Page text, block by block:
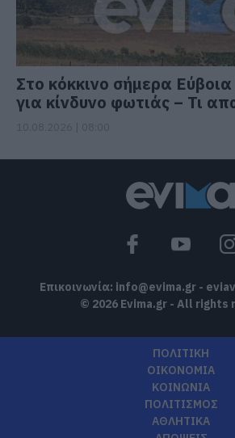
Στο κόκκινο σήμερα
για κίνδυνο φωτιάς – Τι
Επικοινωνία: info@evima.gr -
© 2026 Evima.gr - All rights
ΠΟΛΙΤΙΚΗ
ΟΙΚΟΝΟΜΙΑ
ΚΟΙΝΩΝΙΑ
ΠΟΛΙΤΙΣΜΟΣ
ΑΘΛΗΤΙΚΑ